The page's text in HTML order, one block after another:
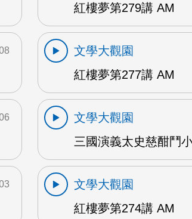
紅樓夢第279講 AM
文學大觀園
紅樓夢第277講 AM
文學大觀園
三國演義太史慈酣鬥
文學大觀園
紅樓夢第274講 AM